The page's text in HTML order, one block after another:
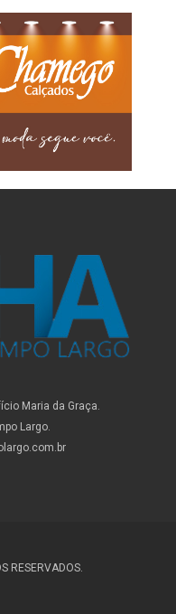
Maria da Graça.
Largo.
RESERVADOS.